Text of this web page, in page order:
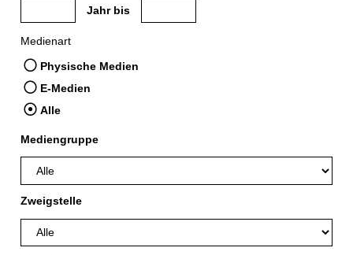
Medien anzeigen, die nach dem Jahr veröffentlicht wurden
Jahr bis
Medienart
Physische Medien
E-Medien
Alle
Mediengruppe
Zweigstelle